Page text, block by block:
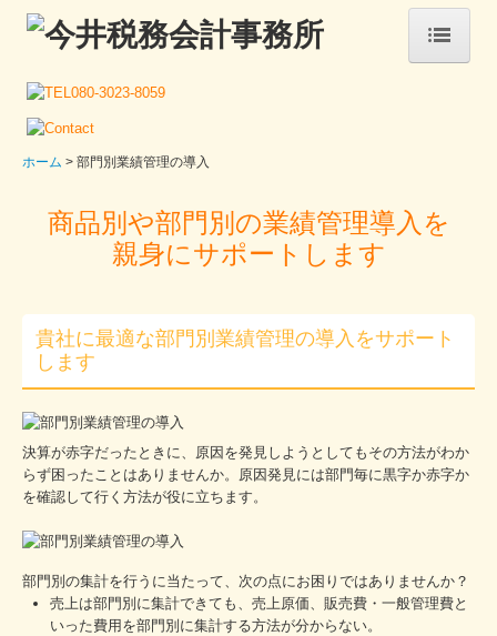
ホーム
事務所案内
サービス案内
経営サポート・コンサルタント
創業支援・会社設立
顧問契約のながれ
お問い合わせ
ホーム 部門別業績管理の導入
商品別や部門別の業績管理導入を
親身にサポートします
貴社に最適な部門別業績管理の導入をサポート
します
決算が赤字だったときに、原因を発見しようとしてもその方法がわか
らず困ったことはありませんか。原因発見には部門毎に黒字か赤字か
を確認して行く方法が役に立ちます。
部門別の集計を行うに当たって、次の点にお困りではありませんか？
売上は部門別に集計できても、売上原価、販売費・一般管理費と
いった費用を部門別に集計する方法が分からない。